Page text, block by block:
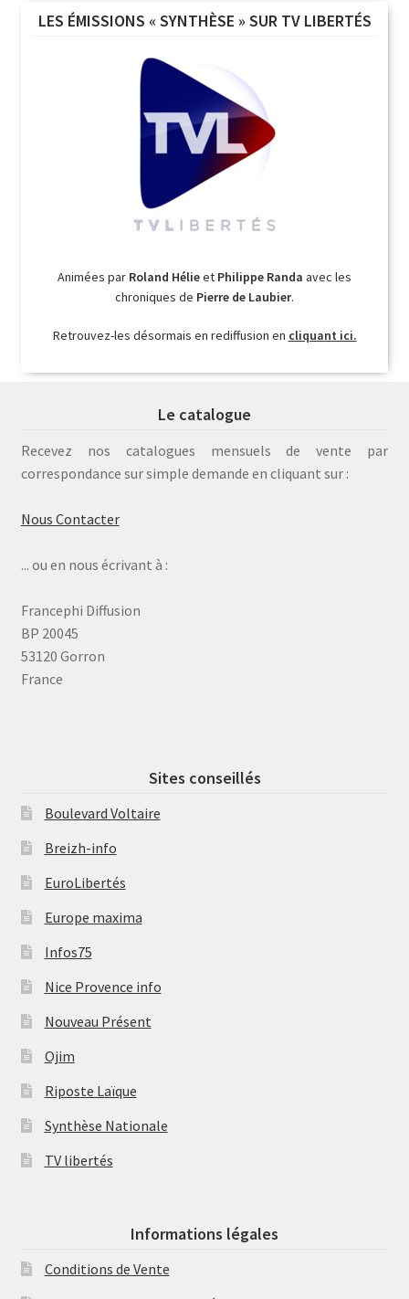
LES ÉMISSIONS « SYNTHÈSE » SUR TV LIBERTÉS
Animées par Roland Hélieet Philippe Randa avec les
chroniques de Pierre de Laubier.
Retrouvez-les désormais en rediffusion en cliquant ici.
Le catalogue
Recevez nos catalogues mensuels de vente par
correspondance sur simple demande en cliquant sur :
Nous Contacter
... ou en nous écrivant à :
Francephi Diffusion
BP 20045
53120 Gorron
France
Sites conseillés
Boulevard Voltaire
Breizh-info
EuroLibertés
Europe maxima
Infos75
Nice Provence info
Nouveau Présent
Ojim
Riposte Laïque
Synthèse Nationale
TV libertés
Informations légales
Conditions de Vente